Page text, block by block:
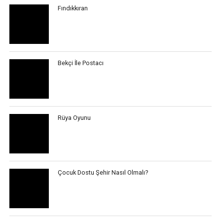
Fındıkkıran
Bekçi İle Postacı
Rüya Oyunu
Çocuk Dostu Şehir Nasıl Olmalı?